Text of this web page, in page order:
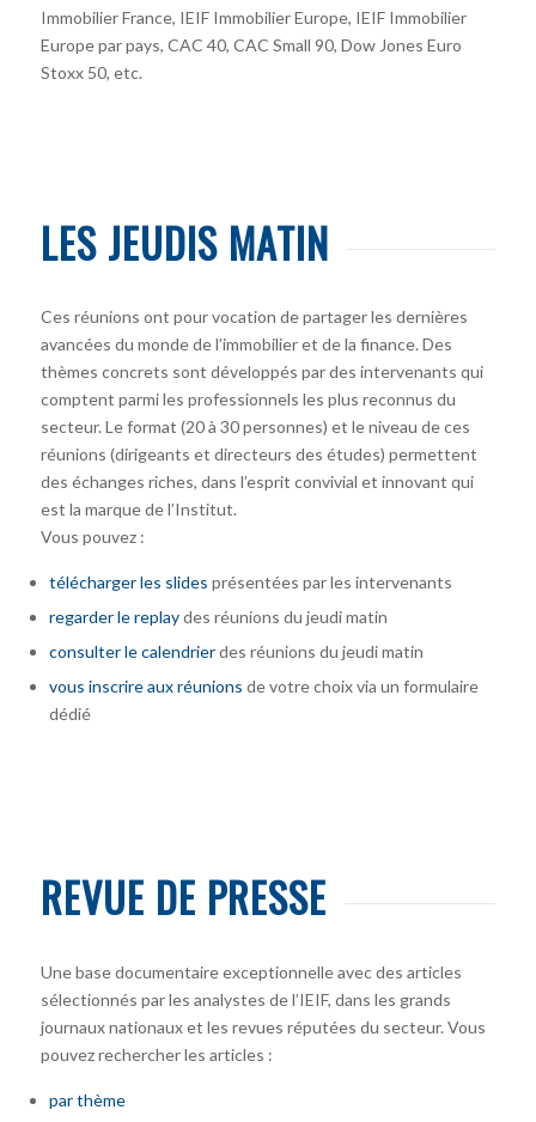
Immobilier France, IEIF Immobilier Europe, IEIF Immobilier
Europe par pays, CAC 40, CAC Small 90, Dow Jones Euro
Stoxx 50, etc.
LES JEUDIS MATIN
Ces réunions ont pour vocation de partager les dernières
avancées du monde de l’immobilier et de la finance. Des
thèmes concrets sont développés par des intervenants qui
comptent parmi les professionnels les plus reconnus du
secteur. Le format (20 à 30 personnes) et le niveau de ces
réunions (dirigeants et directeurs des études) permettent
des échanges riches, dans l’esprit convivial et innovant qui
est la marque de l’Institut.
Vous pouvez :
télécharger les slides présentées par les intervenants
regarder le replaydes réunions du jeudi matin
consulter le calendrierdes réunions du jeudi matin
vous inscrire aux réunions de votre choix via un formulaire
dédié
REVUE DE PRESSE
Une base documentaire exceptionnelle avec des articles
sélectionnés par les analystes de l’IEIF, dans les grands
journaux nationaux et les revues réputées du secteur. Vous
pouvez rechercher les articles :
par thème